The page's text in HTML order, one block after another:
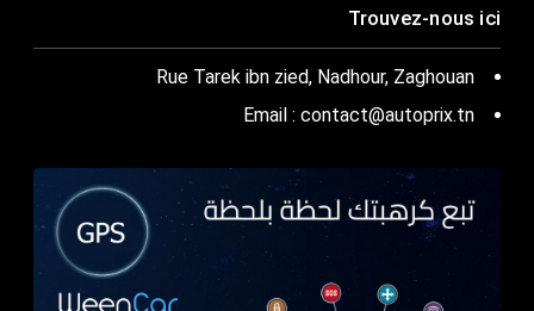
Trouvez-nous ici
Rue Tarek ibn zied, Nadhour, Zaghouan
Email : contact@autoprix.tn